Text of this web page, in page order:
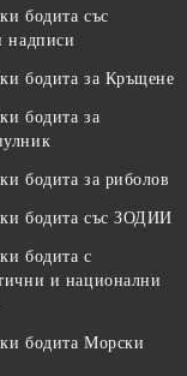
бодита със
надписи
бодита за Кръщене
бодита за
бодита за риболов
бодита със ЗОДИИ
бодита с
и национални
бодита Морски